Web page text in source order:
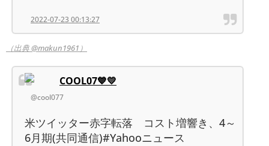
2022-07-23 00:13:27
（出典 @makun1961）
COOL07💙💛
@cool077
米ツイッター赤字転落 コスト増響き、4～
6月期(共同通信)#Yahooニュース